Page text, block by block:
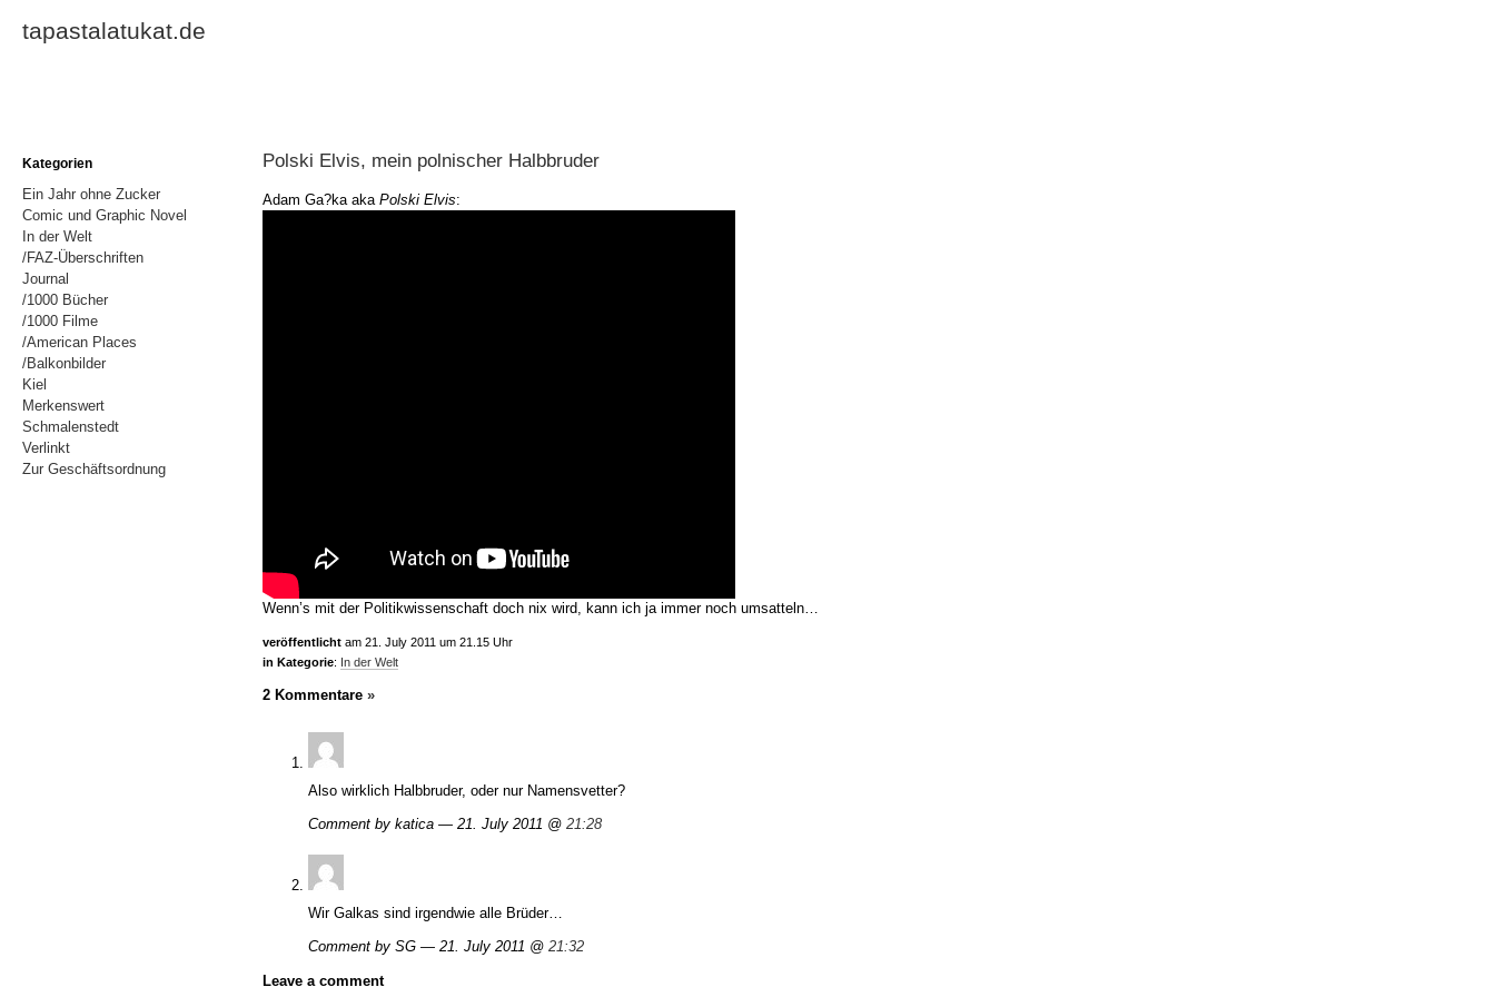
tapastalatukat.de
Polski Elvis, mein polnischer Halbbruder
Adam Ga?ka aka Polski Elvis:
Wenn’s mit der Politikwissenschaft doch nix wird, kann ich ja immer noch umsatteln…
veröffentlicht am 21. July 2011 um 21.15 Uhr
in Kategorie: In der Welt
2 Kommentare »
Also wirklich Halbbruder, oder nur Namensvetter?
Comment by katica — 21. July 2011 @ 21:28
Wir Galkas sind irgendwie alle Brüder…
Comment by SG — 21. July 2011 @ 21:32
Leave a comment
Kategorien
Ein Jahr ohne Zucker
Comic und Graphic Novel
In der Welt
/FAZ-Überschriften
Journal
/1000 Bücher
/1000 Filme
/American Places
/Balkonbilder
Kiel
Merkenswert
Schmalenstedt
Verlinkt
Zur Geschäftsordnung